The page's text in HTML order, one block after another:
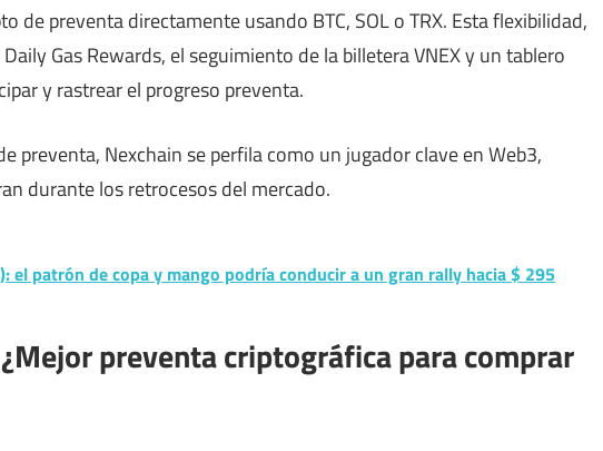
de preventa directamente usando BTC, SOL o TRX. Esta flexibilidad,
Gas Rewards, el seguimiento de la billetera VNEX y un tablero
y rastrear el progreso preventa.
preventa, Nexchain se perfila como un jugador clave en Web3,
durante los retrocesos del mercado.
el patrón de copa y mango podría conducir a un gran rally hacia $ 295
preventa criptográfica para comprar